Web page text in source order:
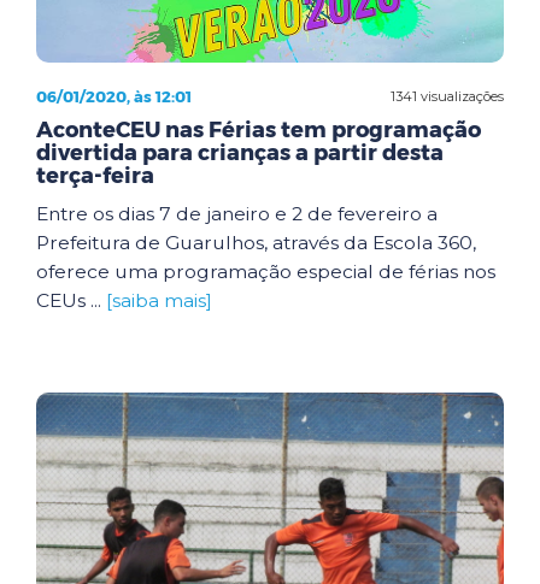
1341 visualizações
06/01/2020, às 12:01
AconteCEU nas Férias tem programação
divertida para crianças a partir desta
terça-feira
Entre os dias 7 de janeiro e 2 de fevereiro a
Prefeitura de Guarulhos, através da Escola 360,
oferece uma programação especial de férias nos
CEUs ... [saiba mais]